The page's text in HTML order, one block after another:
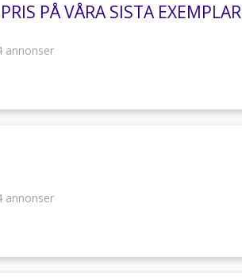
PÅ VÅRA SISTA EXEMPLAR
annonser
annonser